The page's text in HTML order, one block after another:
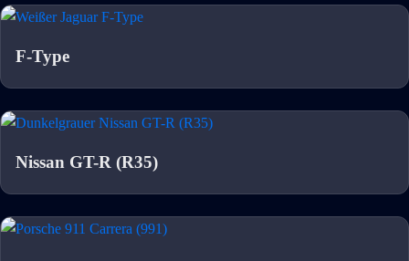
F-Type
Nissan GT-R (R35)